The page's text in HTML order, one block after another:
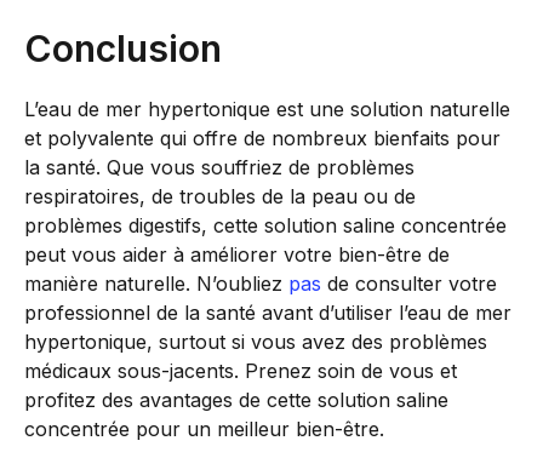
Conclusion
L’eau de mer hypertonique est une solution naturelle
et polyvalente qui offre de nombreux bienfaits pour
la santé. Que vous souffriez de problèmes
respiratoires, de troubles de la peau ou de
problèmes digestifs, cette solution saline concentrée
peut vous aider à améliorer votre bien-être de
manière naturelle. N’oubliez pas de consulter votre
professionnel de la santé avant d’utiliser l’eau de mer
hypertonique, surtout si vous avez des problèmes
médicaux sous-jacents. Prenez soin de vous et
profitez des avantages de cette solution saline
concentrée pour un meilleur bien-être.